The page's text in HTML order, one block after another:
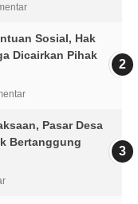
Sosial, Hak
Dicairkan Pihak
Pasar Desa
Bertanggung